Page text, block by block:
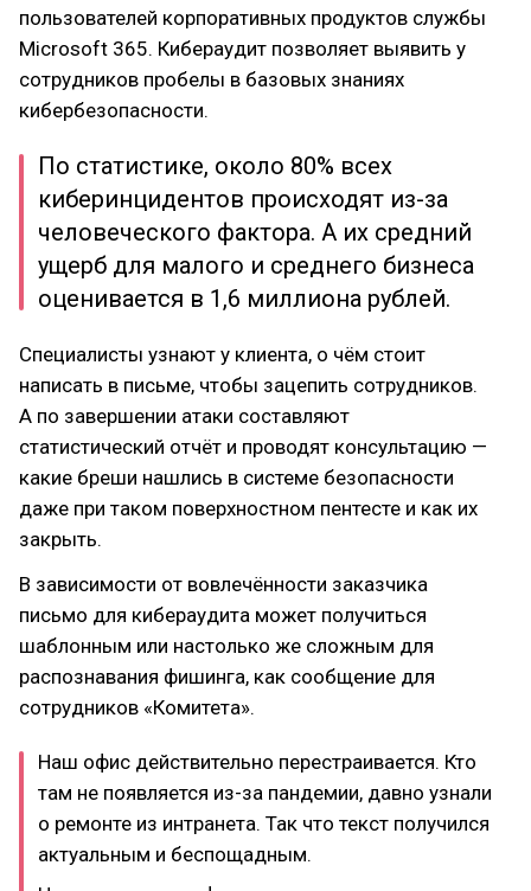
пользователей корпоративных продуктов службы
Microsoft 365. Кибераудит позволяет выявить у
сотрудников пробелы в базовых знаниях
кибербезопасности.
По статистике, около 80% всех
киберинцидентов происходят из-за
человеческого фактора. А их средний
ущерб для малого и среднего бизнеса
оценивается в 1,6 миллиона рублей.
Специалисты узнают у клиента, о чём стоит
написать в письме, чтобы зацепить сотрудников.
А по завершении атаки составляют
статистический отчёт и проводят консультацию —
какие бреши нашлись в системе безопасности
даже при таком поверхностном пентесте и как их
закрыть.
В зависимости от вовлечённости заказчика
письмо для кибераудита может получиться
шаблонным или настолько же сложным для
распознавания фишинга, как сообщение для
сотрудников «Комитета».
Наш офис действительно перестраивается. Кто
там не появляется из-за пандемии, давно узнали
о ремонте из интранета. Так что текст получился
актуальным и беспощадным.